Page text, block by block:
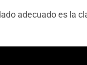
adecuado es la